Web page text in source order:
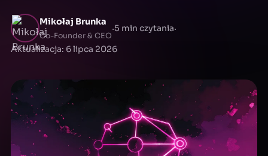
Mikołaj Brunka
Co-Founder & CEO
·5 min czytania·
Aktualizacja: 6 lipca 2026